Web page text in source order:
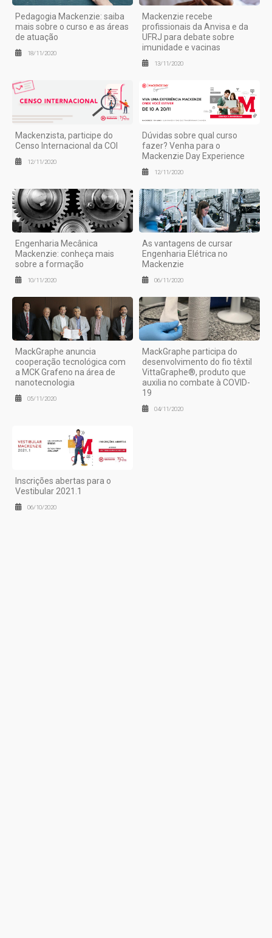
Pedagogia Mackenzie: saiba
mais sobre o curso e as áreas
de atuação
18/11/2020
Mackenzie recebe
profissionais da Anvisa e da
UFRJ para debate sobre
imunidade e vacinas
13/11/2020
Mackenzista, participe do
Censo Internacional da COI
12/11/2020
Dúvidas sobre qual curso
fazer? Venha para o
Mackenzie Day Experience
12/11/2020
Engenharia Mecânica
Mackenzie: conheça mais
sobre a formação
10/11/2020
As vantagens de cursar
Engenharia Elétrica no
Mackenzie
06/11/2020
MackGraphe anuncia
cooperação tecnológica com
a MCK Grafeno na área de
nanotecnologia
05/11/2020
MackGraphe participa do
desenvolvimento do fio têxtil
VittaGraphe®, produto que
auxilia no combate à COVID-
19
04/11/2020
Inscrições abertas para o
Vestibular 2021.1
06/10/2020